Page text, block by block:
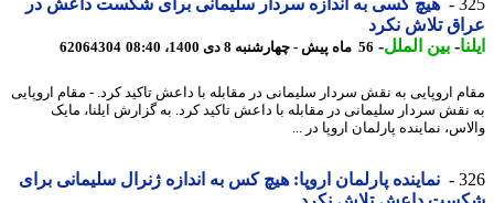
تلاش نکرد
-بین الملل-56 ماه پیش - چهارشنبه 8 دی 1400، 08:40 62064304
اروپایی به نقش سردار سلیمانی در مقابله با داعش تاکید کرد. - مقام اروپایی
سردار سلیمانی در مقابله با داعش تاکید کرد. به گزارش ایلنا، مایک
نماینده پارلمان اروپا در ...
نماینده پارلمان اروپا: هیچ کس به اندازه ژنرال سلیمانی برای